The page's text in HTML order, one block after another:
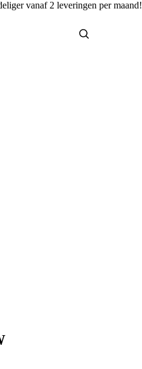
vanaf 2 leveringen per maand!